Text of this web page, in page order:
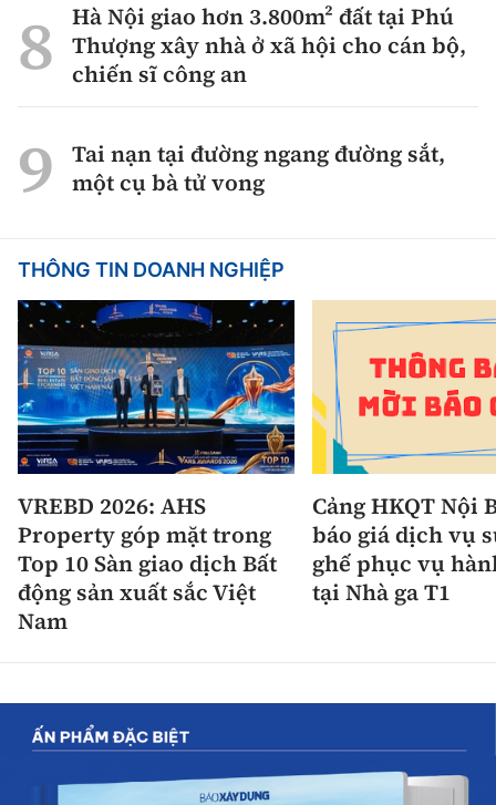
Hà Nội giao hơn 3.800m² đất tại Phú
Thượng xây nhà ở xã hội cho cán bộ,
chiến sĩ công an
Tai nạn tại đường ngang đường sắt,
một cụ bà tử vong
THÔNG TIN DOANH NGHIỆP
VREBD 2026: AHS
Property góp mặt trong
Top 10 Sàn giao dịch Bất
động sản xuất sắc Việt
Nam
Cảng HKQT Nội
báo giá dịch vụ
ghế phục vụ
tại Nhà ga T1